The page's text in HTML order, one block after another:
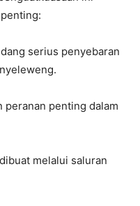
serius penyebaran
peranan penting dalam
melalui saluran